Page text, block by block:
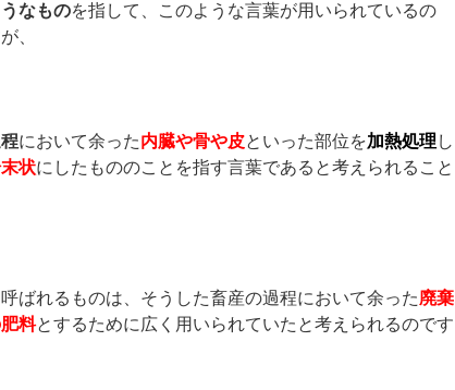
なものを指して、このような言葉が用いられているの
、
において余った内臓や骨や皮といった部位を加熱処理 し
状にしたもののことを指す言葉であると考えられること
ばれるものは、そうした畜産の過程において余った廃棄
料とするために広く用いられていたと考えられるのです